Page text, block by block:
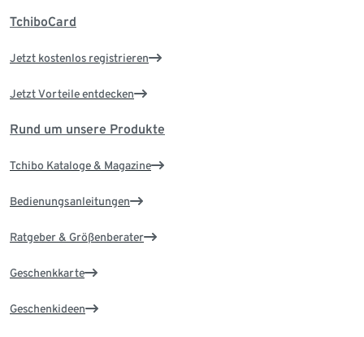
TchiboCard
Jetzt kostenlos registrieren
Jetzt Vorteile entdecken
Rund um unsere Produkte
Tchibo Kataloge & Magazine
Bedienungsanleitungen
Ratgeber & Größenberater
Geschenkkarte
Geschenkideen